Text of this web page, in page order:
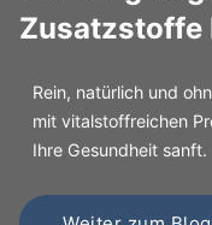
Zusatzstoffe
Rein, natürlich und
mit vitalstoffreichen
Ihre Gesundheit sanft.